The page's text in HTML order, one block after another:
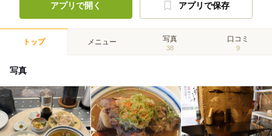
アプリで開く アプリで保存
トップ メニュー 写真
38
口コミ
9
写真